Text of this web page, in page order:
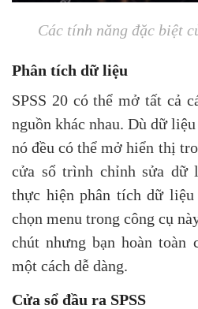
Các tính năng đặc biệt
Phân tích dữ liệu
SPSS 20 có thể mở tất cả
nguồn khác nhau. Dù dữ
nó đều có thể mở hiển thị
cửa sổ trình chỉnh sửa dữ
thực hiện phân tích dữ
chọn menu trong công cụ
chút nhưng bạn hoàn toàn
một cách dễ dàng.
Cửa sổ đầu ra SPSS